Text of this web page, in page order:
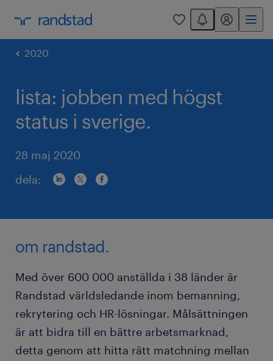
0
You have 0
mitt randstad
2020
lista: jobben med högst
status i sverige.
28 maj 2020
dela:
om randstad.
Med över 600 000 anställda i 38 länder är
Randstad världsledande inom bemanning,
rekrytering och HR-lösningar. Målsättningen
är att bidra till en bättre arbetsmarknad,
detta genom att hitta rätt matchning mellan